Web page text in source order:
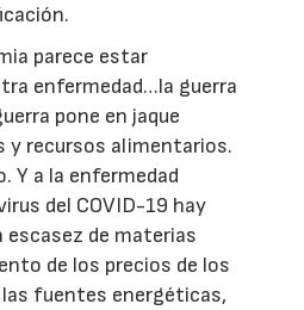
parece estar
enfermedad…la guerra
pone en jaque
y recursos alimentarios.
Y a la enfermedad
del COVID-19 hay
escasez de materias
de los precios de los
fuentes energéticas,